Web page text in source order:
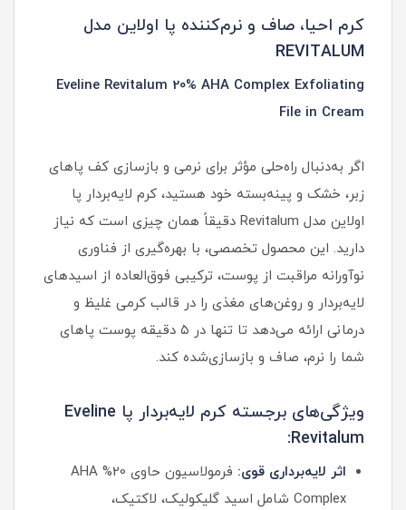
کرم احیا، صاف و نرم‌کننده پا اولاین مدل
REVITALUM
Eveline Revitalum 20% AHA Complex Exfoliating
File in Cream
اگر به‌دنبال راه‌حلی مؤثر برای نرمی و بازسازی کف پاهای
زبر، خشک و پینه‌بسته خود هستید، کرم لایه‌بردار پا
اولاین مدل Revitalum دقیقاً همان چیزی است که نیاز
دارید. این محصول تخصصی، با بهره‌گیری از فناوری
نوآورانه مراقبت از پوست، ترکیبی فوق‌العاده از اسیدهای
لایه‌بردار و روغن‌های مغذی را در قالب کرمی غلیظ و
درمانی ارائه می‌دهد تا تنها در ۵ دقیقه پوست پاهای
شما را نرم، صاف و بازسازی‌شده کند.
ویژگی‌های برجسته کرم لایه‌بردار پا Eveline
Revitalum:
اثر لایه‌برداری قوی:
فرمولاسیون حاوی 20% AHA
Complex شامل اسید گلیکولیک، لاکتیک،